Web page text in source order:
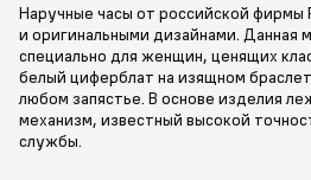
Наручные часы от российской фирмы
и оригинальными дизайнами. Данная
специально для женщин, ценящих
белый циферблат на изящном
любом запястье. В основе изделия
механизм, известный высокой
службы.